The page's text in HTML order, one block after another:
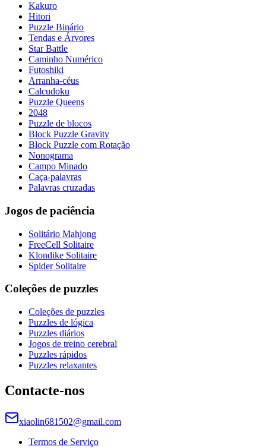
Kakuro
Hitori
Puzzle Binário
Tendas e Árvores
Star Battle
Caminho Numérico
Futoshiki
Arranha-céus
Calcudoku
Puzzle Queens
2048
Puzzle de blocos
Block Puzzle Gravity
Block Puzzle com Rotação
Nonograma
Campo Minado
Caça-palavras
Palavras cruzadas
Jogos de paciência
Solitário Mahjong
FreeCell Solitaire
Klondike Solitaire
Spider Solitaire
Coleções de puzzles
Coleções de puzzles
Puzzles de lógica
Puzzles diários
Jogos de treino cerebral
Puzzles rápidos
Puzzles relaxantes
Contacte-nos
xiaolin681502@gmail.com
Termos de Serviço